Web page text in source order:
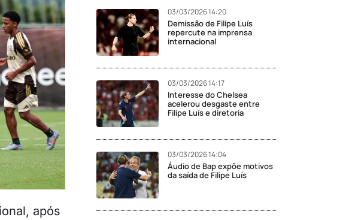
após
03/03/2026 14:20
Demissão de Filipe Luís
repercute na imprensa
internacional
03/03/2026 14:17
Interesse do Chelsea
acelerou desgaste entre
Filipe Luís e diretoria
03/03/2026 14:04
Áudio de Bap expõe motivos
da saída de Filipe Luís